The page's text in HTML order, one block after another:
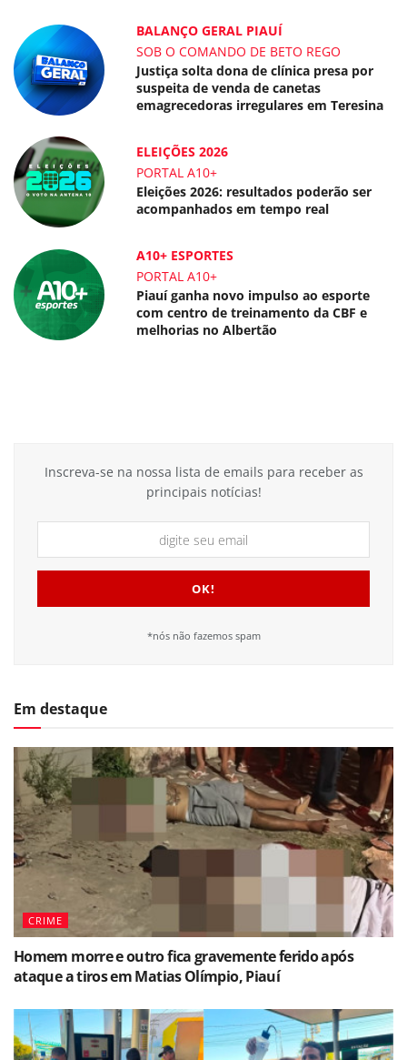
BALANÇO GERAL PIAUÍ
SOB O COMANDO DE BETO REGO
Justiça solta dona de clínica presa por
suspeita de venda de canetas
emagrecedoras irregulares em Teresina
ELEIÇÕES 2026
PORTAL A10+
Eleições 2026: resultados poderão ser
acompanhados em tempo real
A10+ ESPORTES
PORTAL A10+
Piauí ganha novo impulso ao esporte
com centro de treinamento da CBF e
melhorias no Albertão
Inscreva-se na nossa lista de emails para receber as
principais notícias!
*nós não fazemos spam
Em destaque
CRIME
Homem morre e outro fica gravemente ferido após
ataque a tiros em Matias Olímpio, Piauí